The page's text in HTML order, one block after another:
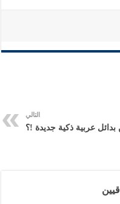
التالي
عربية ذكية جديدة !؟